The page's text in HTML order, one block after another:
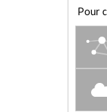
Pour